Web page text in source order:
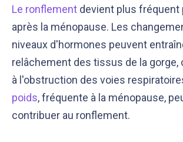
Le ronflement devient plus fréquent
après la ménopause. Les
niveaux d'hormones peuvent
relâchement des tissus de la gorge,
à l'obstruction des voies
poids, fréquente à la ménopause,
contribuer au ronflement.